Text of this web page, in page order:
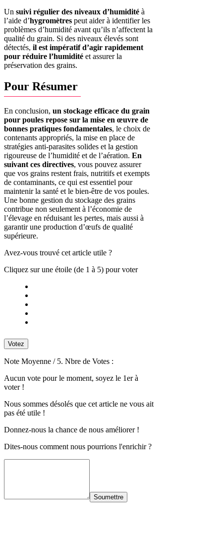
Un suivi régulier des niveaux d’humidité à
l’aide d’hygromètres peut aider à identifier les
problèmes d’humidité avant qu’ils n’affectent la
qualité du grain. Si des niveaux élevés sont
détectés, il est impératif d’agir rapidement
pour réduire l’humidité et assurer la
préservation des grains.
Pour Résumer
En conclusion, un stockage efficace du grain
pour poules repose sur la mise en œuvre de
bonnes pratiques fondamentales, le choix de
contenants appropriés, la mise en place de
stratégies anti-parasites solides et la gestion
rigoureuse de l’humidité et de l’aération. En
suivant ces directives, vous pouvez assurer
que vos grains restent frais, nutritifs et exempts
de contaminants, ce qui est essentiel pour
maintenir la santé et le bien-être de vos poules.
Une bonne gestion du stockage des grains
contribue non seulement à l’économie de
l’élevage en réduisant les pertes, mais aussi à
garantir une production d’œufs de qualité
supérieure.
Avez-vous trouvé cet article utile ?
Cliquez sur une étoile (de 1 à 5) pour voter
Votez
Note Moyenne / 5. Nbre de Votes :
Aucun vote pour le moment, soyez le 1er à
voter !
Nous sommes désolés que cet article ne vous ait
pas été utile !
Donnez-nous la chance de nous améliorer !
Dites-nous comment nous pourrions l'enrichir ?
Soumettre